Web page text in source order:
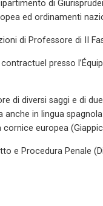
di
ed ordinamenti
di Professore di II
presso
di diversi saggi e di
in lingua
europea
e Procedura Penale